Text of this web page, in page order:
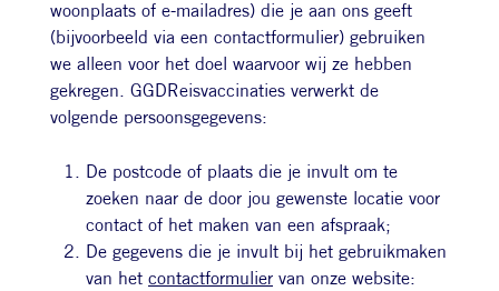
woonplaats of e-mailadres) die je aan ons geeft
(bijvoorbeeld via een contactformulier) gebruiken
we alleen voor het doel waarvoor wij ze hebben
gekregen. GGDReisvaccinaties verwerkt de
volgende persoonsgegevens:
De postcode of plaats die je invult om te
zoeken naar de door jou gewenste locatie voor
contact of het maken van een afspraak;
De gegevens die je invult bij het gebruikmaken
van het contactformulier van onze website: